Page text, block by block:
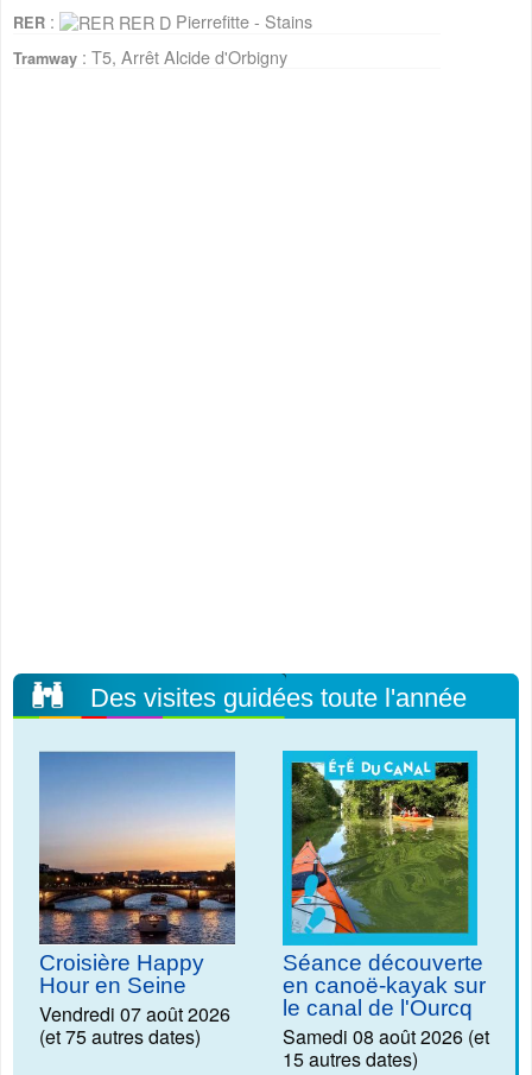
RER : Pierrefitte - Stains
Tramway : T5, Arrêt Alcide d'Orbigny
Des visites guidées toute l'année
Croisière Happy
Hour en Seine
Vendredi 07 août 2026
(et 75 autres dates)
Séance découverte
en canoë-kayak sur
le canal de l'Ourcq
Samedi 08 août 2026 (et
15 autres dates)